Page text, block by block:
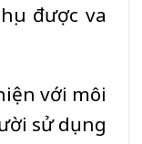
được va
với môi
sử dụng